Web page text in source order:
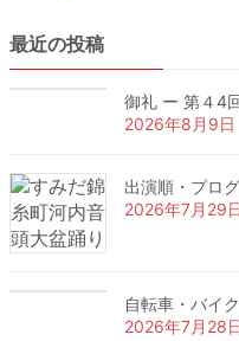
りジ
ー
ジ
最近の投稿
御礼 ー 第４4
2026年8月9日
出演順・プロ
2026年7月29
自転車・バイ
2026年7月28